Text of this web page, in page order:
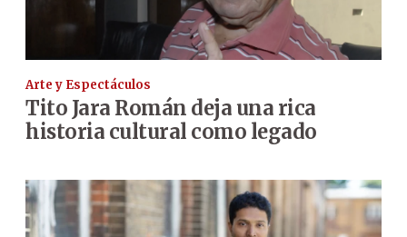
Arte y Espectáculos
Tito Jara Román deja una rica
historia cultural como legado